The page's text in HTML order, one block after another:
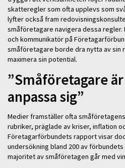
skatteregler som ofta upplevs som
lyfter också fram
småföretagare navigera dessa
och kommunikatör på
småföretagare borde dra nytta av
maximera sin potential.
”Småföretagare
anpassa sig”
Medier framställer ofta
rubriker, präglade av kriser, inflation
Företagarförbundets rapport visar
undersökning bland 200 av
majoritet av småföretagen går med